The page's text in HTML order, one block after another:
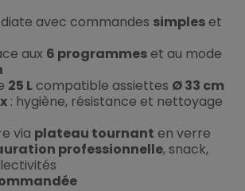
avec commandes simpleset
aux 6 programmeset au mode
25 Lcompatible assiettes Ø 33 cm
: hygiène, résistance et nettoyage
via plateau tournant en verre
professionnelle, snack,